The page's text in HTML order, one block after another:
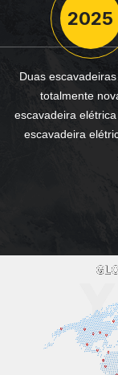
2025
Duas
totalmente
escavadeira
escavadeira